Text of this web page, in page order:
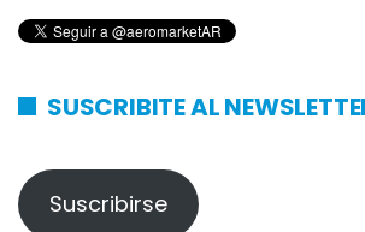
SUSCRIBITE AL
Suscribirse